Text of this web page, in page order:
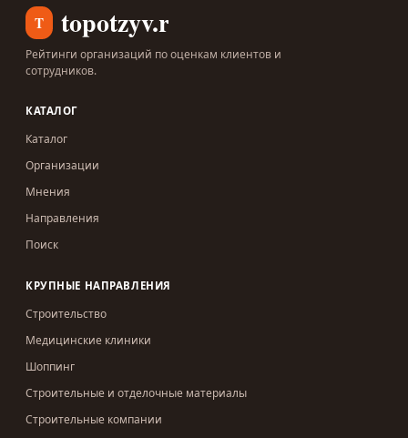
T topotzyv.ru
Рейтинги организаций по оценкам клиентов и
сотрудников.
КАТАЛОГ
Каталог
Организации
Мнения
Направления
Поиск
КРУПНЫЕ НАПРАВЛЕНИЯ
Строительство
Медицинские клиники
Шоппинг
Строительные и отделочные материалы
Строительные компании